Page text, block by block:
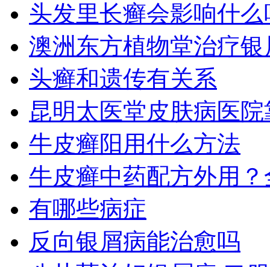
头发里长癣会影响什么
澳洲东方植物堂治疗
头癣和遗传有关系
昆明太医堂皮肤病医
牛皮癣阳用什么方法
牛皮癣中药配方外用
有哪些病症
反向银屑病能治愈吗